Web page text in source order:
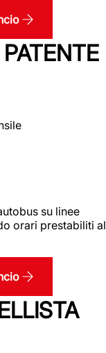
su linee
orari prestabiliti al